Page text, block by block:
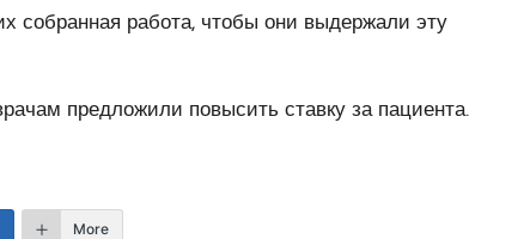
собранная работа, чтобы они выдержали эту
предложили повысить ставку за пациента.
More